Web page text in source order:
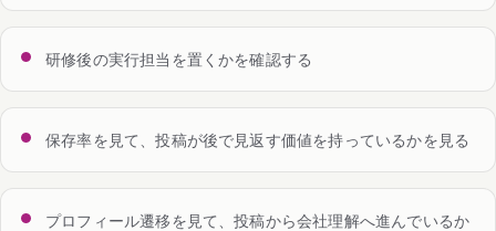
研修後の実行担当を置くかを確認する
保存率を見て、投稿が後で見返す価値を持っているかを見る
プロフィール遷移を見て、投稿から会社理解へ進んでいるか